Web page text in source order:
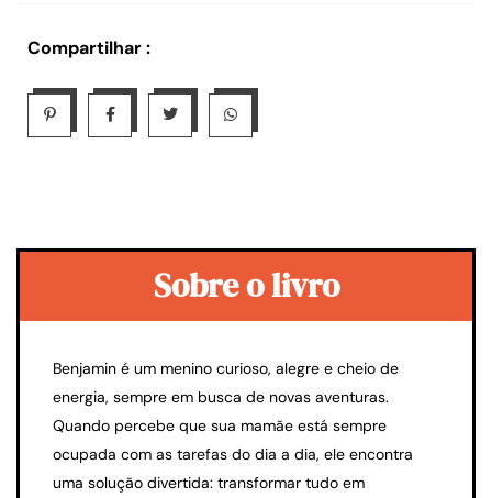
Compartilhar :
Sobre o livro
Benjamin é um menino curioso, alegre e cheio de
energia, sempre em busca de novas aventuras.
Quando percebe que sua mamãe está sempre
ocupada com as tarefas do dia a dia, ele encontra
uma solução divertida: transformar tudo em